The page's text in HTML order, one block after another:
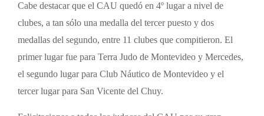
Cabe destacar que el CAU quedó en 4º lugar a nivel de
clubes, a tan sólo una medalla del tercer puesto y dos
medallas del segundo, entre 11 clubes que compitieron. El
primer lugar fue para Terra Judo de Montevideo y Mercedes,
el segundo lugar para Club Náutico de Montevideo y el
tercer lugar para San Vicente del Chuy.